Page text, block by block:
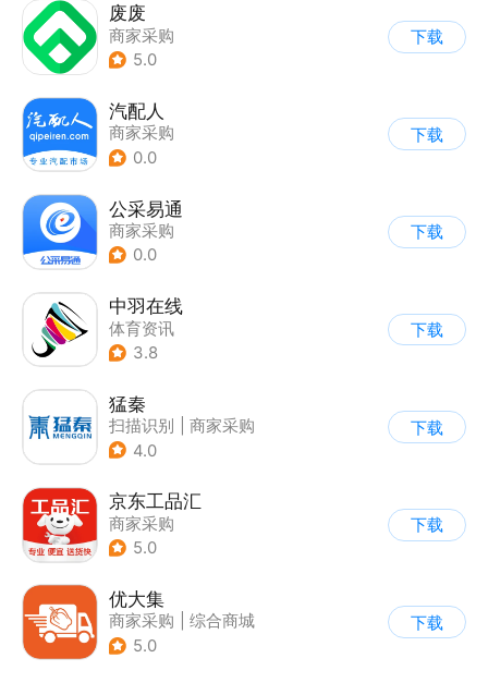
废废
商家采购
5.0
下载
汽配人
商家采购
0.0
下载
公采易通
商家采购
0.0
下载
中羽在线
体育资讯
3.8
下载
猛秦
扫描识别
商家采购
4.0
下载
京东工品汇
商家采购
5.0
下载
优大集
商家采购
综合商城
5.0
下载